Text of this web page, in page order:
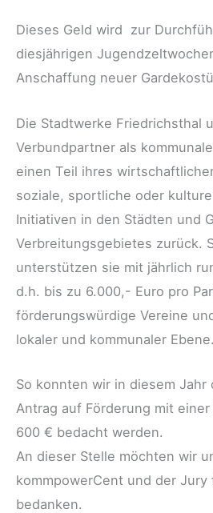
Dieses Geld wird zur
diesjährigen
Anschaffung neuer
Die Stadtwerke Friedrichsthal
Verbundpartner als
einen Teil ihres
soziale, sportliche oder
Initiativen in den Städten und
Verbreitungsgebietes zurück.
unterstützen sie mit jährlich
d.h. bis zu 6.000,- Euro pro
förderungswürdige Vereine
lokaler und kommunaler Ebene.
So konnten wir in diesem Jahr
Antrag auf Förderung mit
600 € bedacht werden.
An dieser Stelle möchten wir
kommpowerCent und der
bedanken.